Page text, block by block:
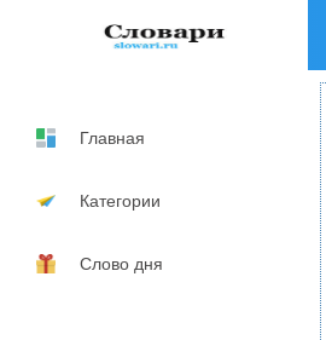
Главная
Категории
Слово дня